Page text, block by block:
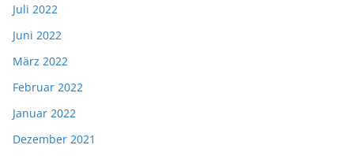
Juli 2022
Juni 2022
März 2022
Februar 2022
Januar 2022
Dezember 2021